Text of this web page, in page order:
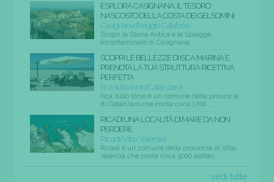
ESPLORA CASIGNANA: IL TESORO
NASCOSTO DELLA COSTA DEI GELSOMINI
Casignana (Reggio Calabria)
Scopri la Storia Antica e le Spiagge
Incontaminate di Casignana...
SCOPRI LE BELLEZZE DI ISCA MARINA E
PRENOTA LA TUA STRUTTURA RICETTIVA
PERFETTA
Isca sullo Ionio (Catanzaro)
Isca sullo Ionio è un comune della provincia
di Catanzaro che conta circa 1700 ...
RICADI UNA LOCALITÀ DI MARE DA NON
PERDERE
Ricadi (Vibo Valentia)
Ricadi è un comune della provincia di Vibo
Valentia che conta circa 5000 abitan...
vedi tutte